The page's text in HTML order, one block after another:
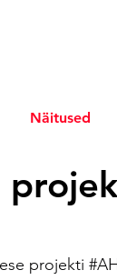
Näitused
projekti